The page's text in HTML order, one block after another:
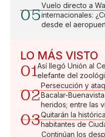
05
Vuelo directo a
internacionales:
desde el
LO MÁS VISTO
01Así llegó Unión al
elefante del
02
Persecución y
Bacalar-
heridos; entre las
03Quitarán la
habitantes de
Continúan los